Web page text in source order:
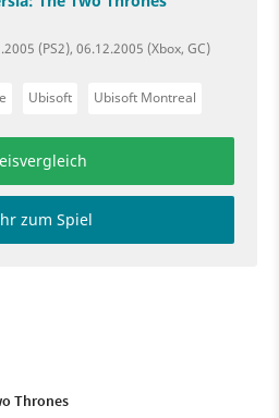
(PS2), 06.12.2005 (Xbox, GC)
Ubisoft Ubisoft Montreal
zum Spiel
Thrones